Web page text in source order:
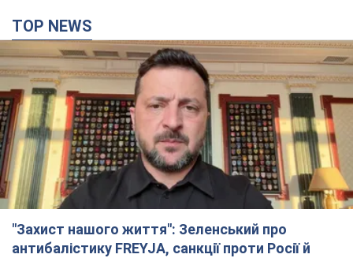
TOP NEWS
"Захист нашого життя": Зеленський про
антибалістику FREYJA, санкції проти Росії й